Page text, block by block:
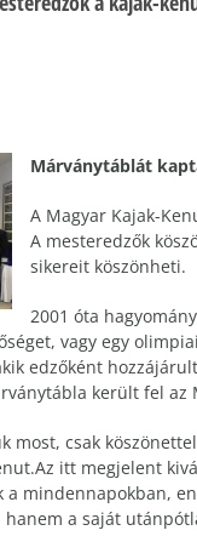
Márványtáblát
A Magyar Kajak-
A mesteredzők
sikereit köszönheti.
2001 óta
vagy egy
edzőként
került fel az
most, csak
itt megjelent
mindennapokban,
hanem a saját